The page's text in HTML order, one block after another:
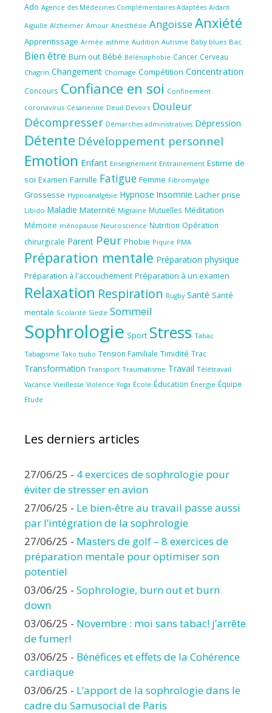
Ado Agence des Médecines Complémentaires Adaptées Aidant
Aiguille Alzheimer Amour Anesthésie Angoisse Anxiété
Apprentissage Armée asthme Audition Autisme Baby blues Bac
Bien être Burn out Bébé Bélénophobie Cancer Cerveau
Chagrin Changement Chomage Compétition Concentration
Concours Confiance en soi Confinement
coronavirus Césarienne Deuil Devoirs Douleur
Décompresser Démarches administratives Dépression
Détente Développement personnel
Emotion Enfant Enseignement Entrainement Estime de
soi Examen Famille Fatigue Femme Fibromyalgie
Grossesse Hypnoanalgésie Hypnose Insomnie Lacher prise
Libido Maladie Maternité Migraine Mutuelles Méditation
Mémoire ménopause Neuroscience Nutrition Opération
chirurgicale Parent Peur Phobie Piqure PMA
Préparation mentale Préparation physique
Préparation à l'accouchement Préparation à un examen
Relaxation Respiration Rugby Santé Santé
mentale Scolarité Sieste Sommeil
Sophrologie Sport Stress Tabac
Tabagisme Tako tsubo Tension Familiale Timidité Trac
Transformation Transport Traumatisme Travail Télétravail
Vacance Vieillesse Violence Yoga École Éducation Énergie Équipe
Étude
Les derniers articles
27/06/25 - 4 exercices de sophrologie pour
éviter de stresser en avion
27/06/25 - Le bien-être au travail passe aussi
par l’intégration de la sophrologie
27/06/25 - Masters de golf – 8 exercices de
préparation mentale pour optimiser son
potentiel
03/06/25 - Sophrologie, burn out et burn
down
03/06/25 - Novembre : moi sans tabac! j’arrête
de fumer!
03/06/25 - Bénéfices et effets de la Cohérence
cardiaque
03/06/25 - L’apport de la sophrologie dans le
cadre du Samusocial de Paris